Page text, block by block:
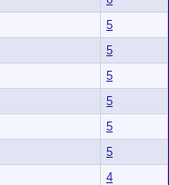
5
5
5
5
5
5
4